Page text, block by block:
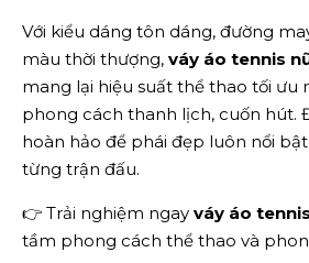
Với kiểu dáng tôn dáng, đường
màu thời thượng, váy áo tennis
mang lại hiệu suất thể thao tối ưu
phong cách thanh lịch, cuốn hút.
hoàn hảo để phái đẹp luôn nổi
từng trận đấu.
👉 Trải nghiệm ngay váy áo
tầm phong cách thể thao và